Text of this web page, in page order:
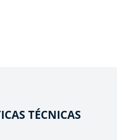
TÉCNICAS